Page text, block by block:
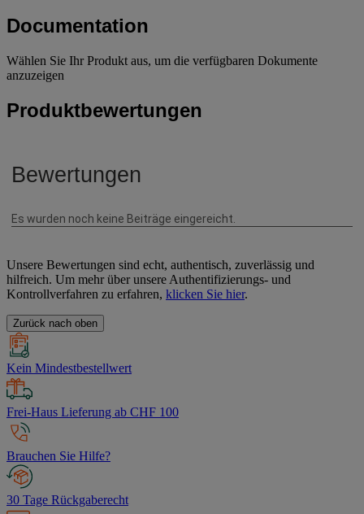
Documentation
Wählen Sie Ihr Produkt aus, um die verfügbaren Dokumente
anzuzeigen
Produktbewertungen
Unsere Bewertungen sind echt, authentisch, zuverlässig und
hilfreich. Um mehr über unsere Authentifizierungs- und
Kontrollverfahren zu erfahren, klicken Sie hier.
Zurück nach oben
Kein Mindestbestellwert
Frei-Haus Lieferung ab CHF 100
Brauchen Sie Hilfe?
30 Tage Rückgaberecht